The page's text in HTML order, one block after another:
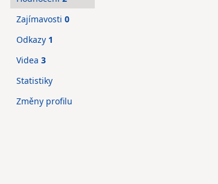
Zajímavosti 0
Odkazy 1
Videa 3
Statistiky
Změny profilu